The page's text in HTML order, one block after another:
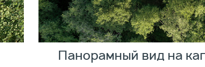
Панорамный вид на